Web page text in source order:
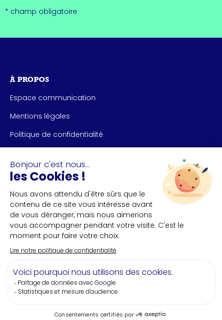
* champ obligatoire
À PROPOS
Espace communication
Mentions légales
Politique de confidentialité
NOUS CONTACTER
Bureau des congrès de Nantes et Saint-Nazaire
+33(0)2 40 35 55 **
NOUS SUIVRE